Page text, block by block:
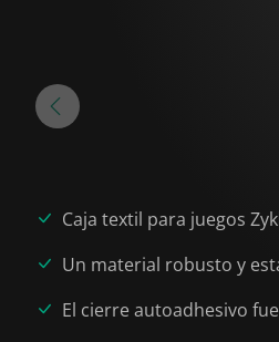
Caja textil para juegos
Un material robusto y
El cierre autoadhesivo